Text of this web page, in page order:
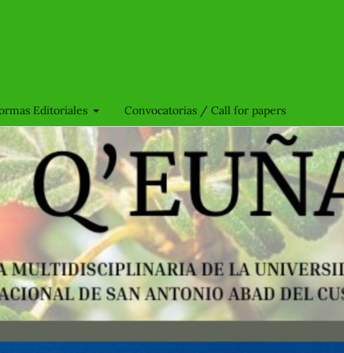
Editoriales Convocatorias / Call for papers